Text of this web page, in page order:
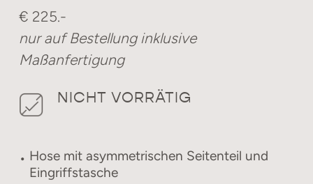
€ 225.-
nur auf Bestellung inklusive
Maßanfertigung
NICHT VORRÄTIG
Hose mit asymmetrischen Seitenteil und
Eingriffstasche